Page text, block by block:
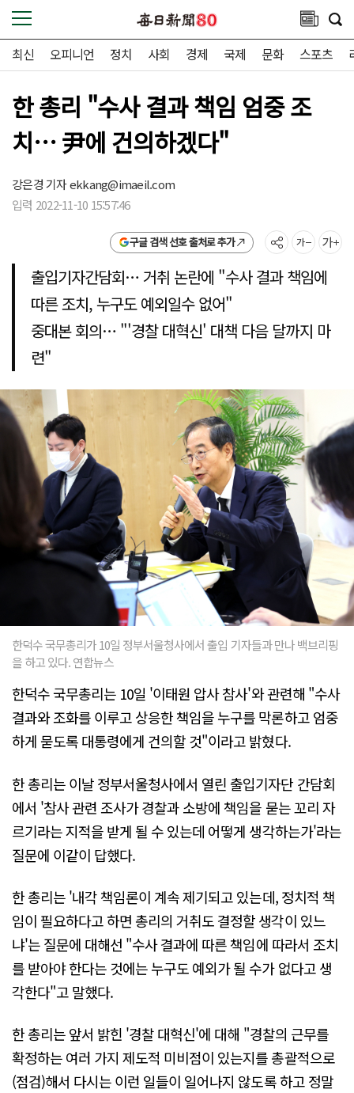
최신 오피니언 정치 사회 경제 국제 문화 스포츠
한 총리 "수사 결과 책임 엄중 조
치… 尹에 건의하겠다"
강은경 기자ekkang@imaeil.com
입력 2022-11-10 15:57:46
구글 검색 선호 출처로 추가
출입기자간담회… 거취 논란에 "수사 결과 책임에
따른 조치, 누구도 예외일수 없어"
중대본 회의… "'경찰 대혁신' 대책 다음 달까지 마
련"
한덕수 국무총리가 10일 정부서울청사에서 출입 기자들과 만나 백브리핑
을 하고 있다. 연합뉴스
한덕수 국무총리는 10일 '이태원 압사 참사'와 관련해 "수사
결과와 조화를 이루고 상응한 책임을 누구를 막론하고 엄중
하게 묻도록 대통령에게 건의할 것"이라고 밝혔다.
한 총리는 이날 정부서울청사에서 열린 출입기자단 간담회
에서 '참사 관련 조사가 경찰과 소방에 책임을 묻는 꼬리 자
르기라는 지적을 받게 될 수 있는데 어떻게 생각하는가'라는
질문에 이같이 답했다.
한 총리는 '내각 책임론이 계속 제기되고 있는데, 정치적 책
임이 필요하다고 하면 총리의 거취도 결정할 생각이 있느
냐'는 질문에 대해선 "수사 결과에 따른 책임에 따라서 조치
를 받아야 한다는 것에는 누구도 예외가 될 수가 없다고 생
각한다"고 말했다.
한 총리는 앞서 밝힌 '경찰 대혁신'에 대해 "경찰의 근무를
확정하는 여러 가지 제도적 미비점이 있는지를 총괄적으로
(점검)해서 다시는 이런 일들이 일어나지 않도록 하고 정말